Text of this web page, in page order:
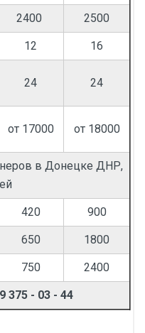
2400 2500
12 16
24 24
от 17000 от 18000
в Донецке ДНР,
420 900
650 1800
750 2400
375 - 03 - 44